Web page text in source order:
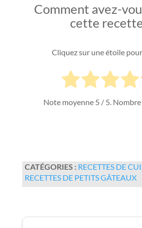
Comment avez-
cette
Cliquez sur une étoile
Note moyenne 5 / 5.
CATÉGORIES : RECETTES DE
RECETTES DE PETITS GÂTEAUX